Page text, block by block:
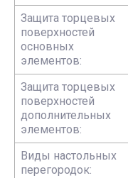
Защита торцевых
поверхностей
основных
элементов:
Защита торцевых
поверхностей
дополнительных
элементов:
Виды настольных
перегородок: